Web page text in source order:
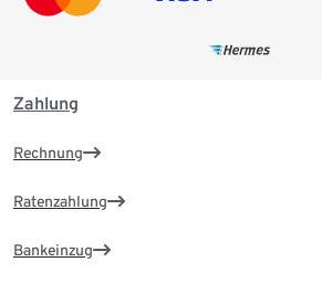
Zahlung
Rechnung
Ratenzahlung
Bankeinzug